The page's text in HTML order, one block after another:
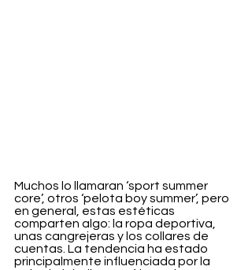
Muchos lo llamaran ‘sport summer
core’, otros ‘pelota boy summer’, pero
en general, estas estéticas
comparten algo: la ropa deportiva,
unas cangrejeras y los collares de
cuentas. La tendencia ha estado
principalmente influenciada por la